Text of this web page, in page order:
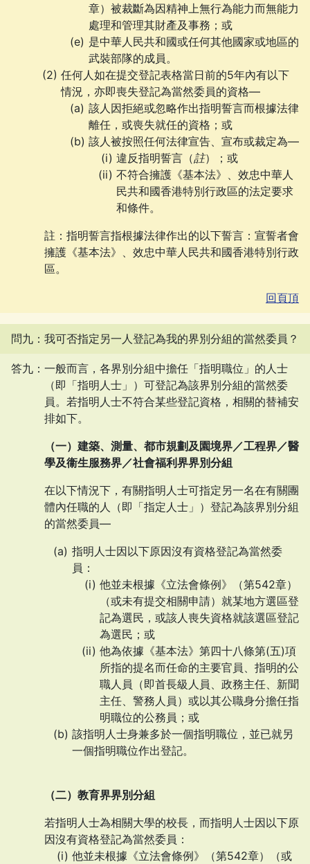
章）被裁斷為因精神上無行為能力而無能力
處理和管理其財產及事務；或
是中華人民共和國或任何其他國家或地區的
武裝部隊的成員。
任何人如在提交登記表格當日前的5年內有以下
情況，亦即喪失登記為當然委員的資格—
該人因拒絕或忽略作出指明誓言而根據法律
離任，或喪失就任的資格；或
該人被按照任何法律宣告、宣布或裁定為—
違反指明誓言（註）；或
不符合擁護《基本法》、效忠中華人
民共和國香港特別行政區的法定要求
和條件。
註：指明誓言指根據法律作出的以下誓言：宣誓者會
擁護《基本法》、效忠中華人民共和國香港特別行政
區。
回頁頂
問九：我可否指定另一人登記為我的界別分組的當然委員？
答九：一般而言，各界別分組中擔任「指明職位」的人士
（即「指明人士」）可登記為該界別分組的當然委
員。若指明人士不符合某些登記資格，相關的替補安
排如下。
（一）建築、測量、都市規劃及園境界／工程界／醫
學及衞生服務界／社會福利界界別分組
在以下情況下，有關指明人士可指定另一名在有關團
體內任職的人（即「指定人士」）登記為該界別分組
的當然委員—
指明人士因以下原因沒有資格登記為當然委
員：
他並未根據《立法會條例》（第542章）
（或未有提交相關申請）就某地方選區登
記為選民，或該人喪失資格就該選區登記
為選民；或
他為依據《基本法》第四十八條第(五)項
所指的提名而任命的主要官員、指明的公
職人員（即首長級人員、政務主任、新聞
主任、警務人員）或以其公職身分擔任指
明職位的公務員；或
該指明人士身兼多於一個指明職位，並已就另
一個指明職位作出登記。
（二）教育界界別分組
若指明人士為相關大學的校長，而指明人士因以下原
因沒有資格登記為當然委員：
他並未根據《立法會條例》（第542章）（或